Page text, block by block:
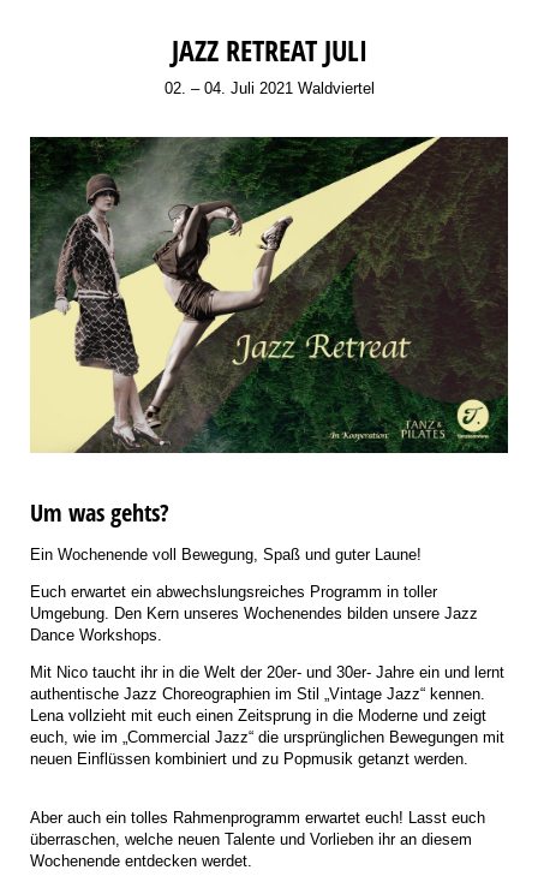
JAZZ RETREAT JULI
02. – 04. Juli 2021 Waldviertel
Um was gehts?
Ein Wochenende voll Bewegung, Spaß und guter Laune!
Euch erwartet ein abwechslungsreiches Programm in toller
Umgebung. Den Kern unseres Wochenendes bilden unsere Jazz
Dance Workshops.
Mit Nico taucht ihr in die Welt der 20er- und 30er- Jahre ein und lernt
authentische Jazz Choreographien im Stil „Vintage Jazz“ kennen.
Lena vollzieht mit euch einen Zeitsprung in die Moderne und zeigt
euch, wie im „Commercial Jazz“ die ursprünglichen Bewegungen mit
neuen Einflüssen kombiniert und zu Popmusik getanzt werden.
Aber auch ein tolles Rahmenprogramm erwartet euch! Lasst euch
überraschen, welche neuen Talente und Vorlieben ihr an diesem
Wochenende entdecken werdet.